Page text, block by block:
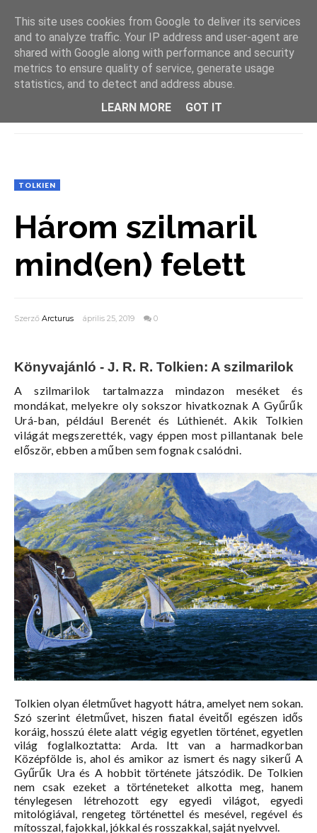
TOLKIEN
Három szilmaril
mind(en) felett
Szerző Arcturus április 25, 2019 0
Könyvajánló - J. R. R. Tolkien: A szilmarilok
A szilmarilok tartalmazza mindazon meséket és
mondákat, melyekre oly sokszor hivatkoznak A Gyűrűk
Urá-ban, például Berenét és Lúthienét. Akik Tolkien
világát megszerették, vagy éppen most pillantanak bele
először, ebben a műben sem fognak csalódni.
Tolkien olyan életművet hagyott hátra, amelyet nem sokan.
Szó szerint életművet, hiszen fiatal éveitől egészen idős
koráig, hosszú élete alatt végig egyetlen történet, egyetlen
világ foglalkoztatta: Arda. Itt van a harmadkorban
Középfölde is, ahol és amikor az ismert és nagy sikerű A
Gyűrűk Ura és A hobbit története játszódik. De Tolkien
nem csak ezeket a történeteket alkotta meg, hanem
ténylegesen létrehozott egy egyedi világot, egyedi
mitológiával, rengeteg történettel és mesével, regével és
mítosszal, fajokkal, jókkal és rosszakkal, saját nyelvvel.
This site uses cookies from Google to deliver its services
and to analyze traffic. Your IP address and user-agent are
shared with Google along with performance and security
metrics to ensure quality of service, generate usage
statistics, and to detect and address abuse.
LEARN MORE
GOT IT